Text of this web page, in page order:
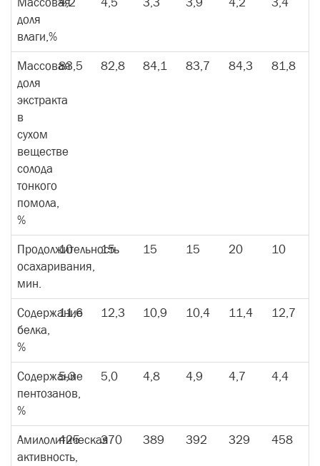
доля
влаги,%
Массовая
доля
экстракта
в
сухом
веществе
солода
тонкого
помола,
%
83,5 82,8 84,1 83,7 84,3 81,8
Продолжительность
осахаривания,
мин.
10 15 15 15 20 10
Содержание
белка,
%
11,6 12,3 10,9 10,4 11,4 12,7
Содержание
пентозанов,
%
5,3 5,0 4,8 4,9 4,7 4,4
Амилолитическая
активность,
425 370 389 392 329 458